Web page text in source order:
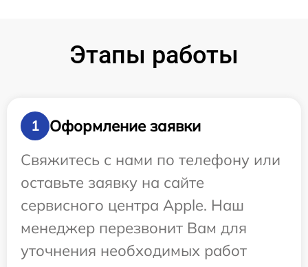
Этапы работы
1
Оформление заявки
Свяжитесь с нами по телефону или
оставьте заявку на сайте
сервисного центра Apple. Наш
менеджер перезвонит Вам для
уточнения необходимых работ